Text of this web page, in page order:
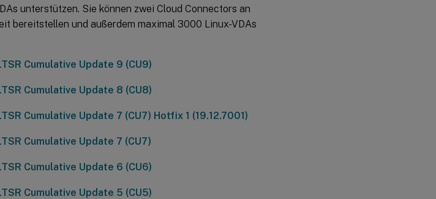
unterstützen. Sie können zwei Cloud Connectors an
bereitstellen und außerdem maximal 3000 Linux-VDAs
Cumulative Update 9 (CU9)
Cumulative Update 8 (CU8)
Cumulative Update 7 (CU7) Hotfix 1 (19.12.7001)
Cumulative Update 7 (CU7)
Cumulative Update 6 (CU6)
Cumulative Update 5 (CU5)